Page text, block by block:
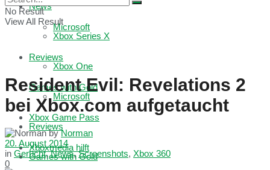
Microsoft
Reviews
Games with Gold
Xbox Game Pass
Xboxmedia hilft
News
Xbox Series X
Xbox One
Microsoft
Reviews
Games with Gold
No Result
View All Result
Resident Evil: Revelations 2
bei Xbox.com aufgetaucht
by Norman
20. August 2014
in Gerücht,News,Screenshots, Xbox 360
0